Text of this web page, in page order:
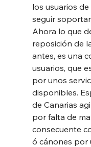
los usuarios
seguir
Ahora lo que
reposición de
antes, es una
usuarios, que
por unos
disponibles.
de Canarias
por falta de
consecuente
ó cánones por